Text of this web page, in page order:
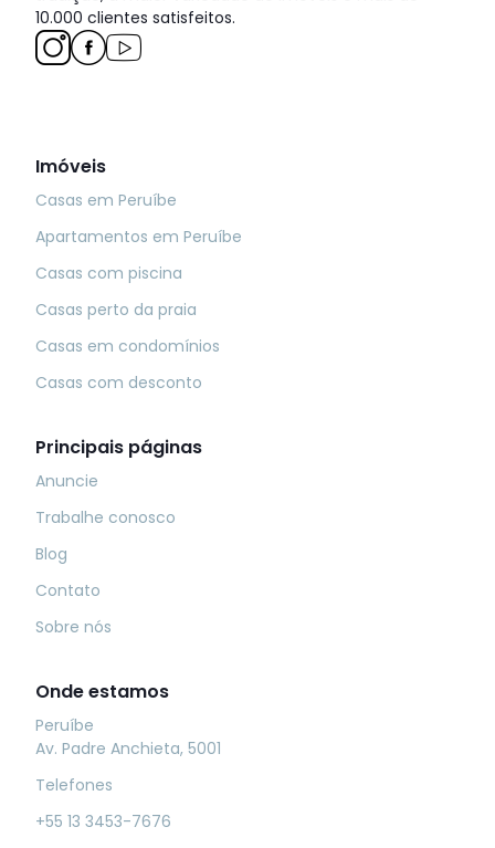
10.000 clientes satisfeitos.
Imóveis
Casas em Peruíbe
Apartamentos em Peruíbe
Casas com piscina
Casas perto da praia
Casas em condomínios
Casas com desconto
Principais páginas
Anuncie
Trabalhe conosco
Blog
Contato
Sobre nós
Onde estamos
Peruíbe
Av. Padre Anchieta, 5001
Telefones
+55 13 3453-7676